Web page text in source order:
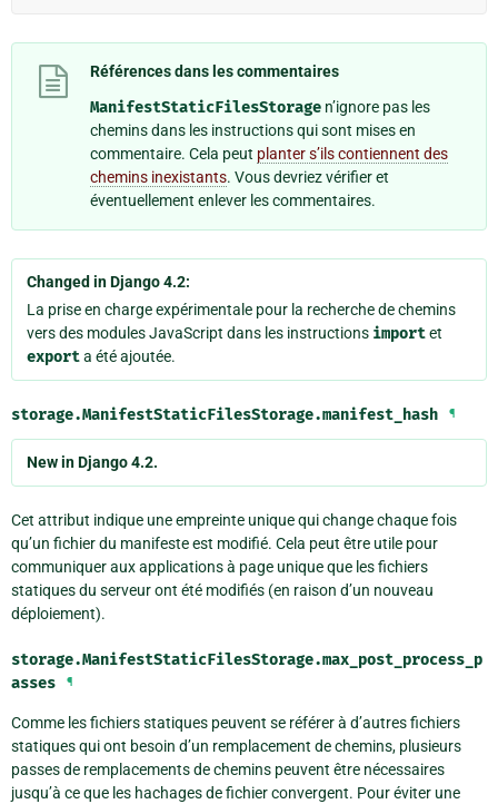
Références dans les commentaires
ManifestStaticFilesStorage n’ignore pas les
chemins dans les instructions qui sont mises en
commentaire. Cela peut planter s’ils contiennent des
chemins inexistants. Vous devriez vérifier et
éventuellement enlever les commentaires.
Changed in Django 4.2:
La prise en charge expérimentale pour la recherche de chemins
vers des modules JavaScript dans les instructions importet
exporta été ajoutée.
storage.ManifestStaticFilesStorage.manifest_hash ¶
New in Django 4.2.
Cet attribut indique une empreinte unique qui change chaque fois
qu’un fichier du manifeste est modifié. Cela peut être utile pour
communiquer aux applications à page unique que les fichiers
statiques du serveur ont été modifiés (en raison d’un nouveau
déploiement).
storage.ManifestStaticFilesStorage.max_post_process_p
asses
¶
Comme les fichiers statiques peuvent se référer à d’autres fichiers
statiques qui ont besoin d’un remplacement de chemins, plusieurs
passes de remplacements de chemins peuvent être nécessaires
jusqu’à ce que les hachages de fichier convergent. Pour éviter une